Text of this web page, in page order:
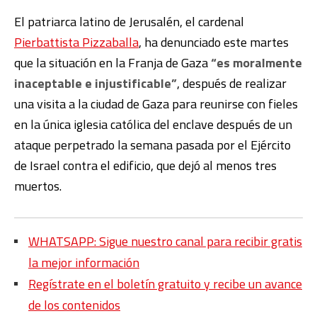
El patriarca latino de Jerusalén, el cardenal
Pierbattista Pizzaballa, ha denunciado este martes
que la situación en la Franja de Gaza“es moralmente
inaceptable e injustificable”, después de realizar
una visita a la ciudad de Gaza para reunirse con fieles
en la única iglesia católica del enclave después de un
ataque perpetrado la semana pasada por el Ejército
de Israel contra el edificio, que dejó al menos tres
muertos.
WHATSAPP: Sigue nuestro canal para recibir gratis
la mejor información
Regístrate en el boletín gratuito y recibe un avance
de los contenidos